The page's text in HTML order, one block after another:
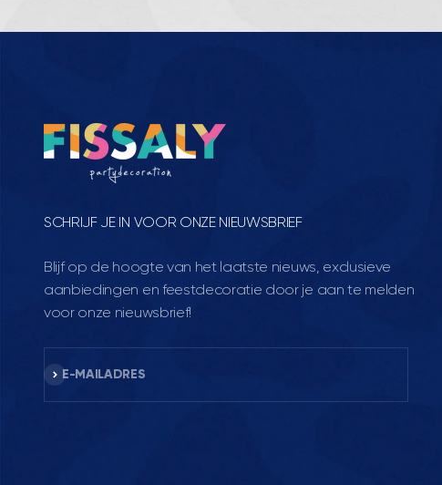
SCHRIJF JE IN VOOR ONZE NIEUWSBRIEF
Blijf op de hoogte van het laatste nieuws, exclusieve
aanbiedingen en feestdecoratie door je aan te melden
voor onze nieuwsbrief!
E-MAILADRES
Abonneren